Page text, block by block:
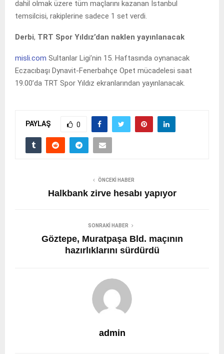
dahil olmak üzere tüm maçlarını kazanan İstanbul
temsilcisi, rakiplerine sadece 1 set verdi.
Derbi, TRT Spor Yıldız’dan naklen yayınlanacak
misli.com Sultanlar Ligi’nin 15. Haftasında oynanacak
Eczacıbaşı Dynavit-Fenerbahçe Opet mücadelesi saat
19.00’da TRT Spor Yıldız ekranlarından yayınlanacak.
PAYLAŞ 0
ÖNCEKI HABER
Halkbank zirve hesabı yapıyor
SONRAKI HABER
Göztepe, Muratpaşa Bld. maçının
hazırlıklarını sürdürdü
admin